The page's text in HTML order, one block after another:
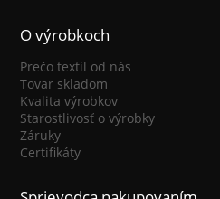
O výrobkoch
Prečo textil od nás
Tovar skladom
Kvalita výrobkov
Starostlivosť o výrobky
Záruky
Certifikáty